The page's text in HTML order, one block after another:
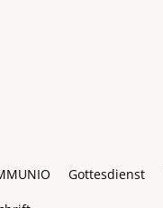
Gottesdienst